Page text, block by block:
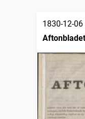
1830-12-06
Aftonbladet